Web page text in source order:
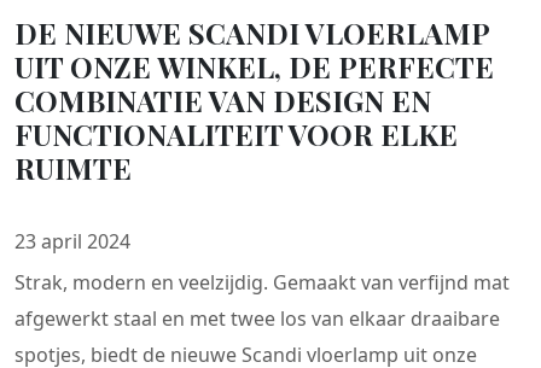
DE NIEUWE SCANDI VLOERLAMP
UIT ONZE WINKEL, DE PERFECTE
COMBINATIE VAN DESIGN EN
FUNCTIONALITEIT VOOR ELKE
RUIMTE
23 april 2024
Strak, modern en veelzijdig. Gemaakt van verfijnd mat
afgewerkt staal en met twee los van elkaar draaibare
spotjes, biedt de nieuwe Scandi vloerlamp uit onze